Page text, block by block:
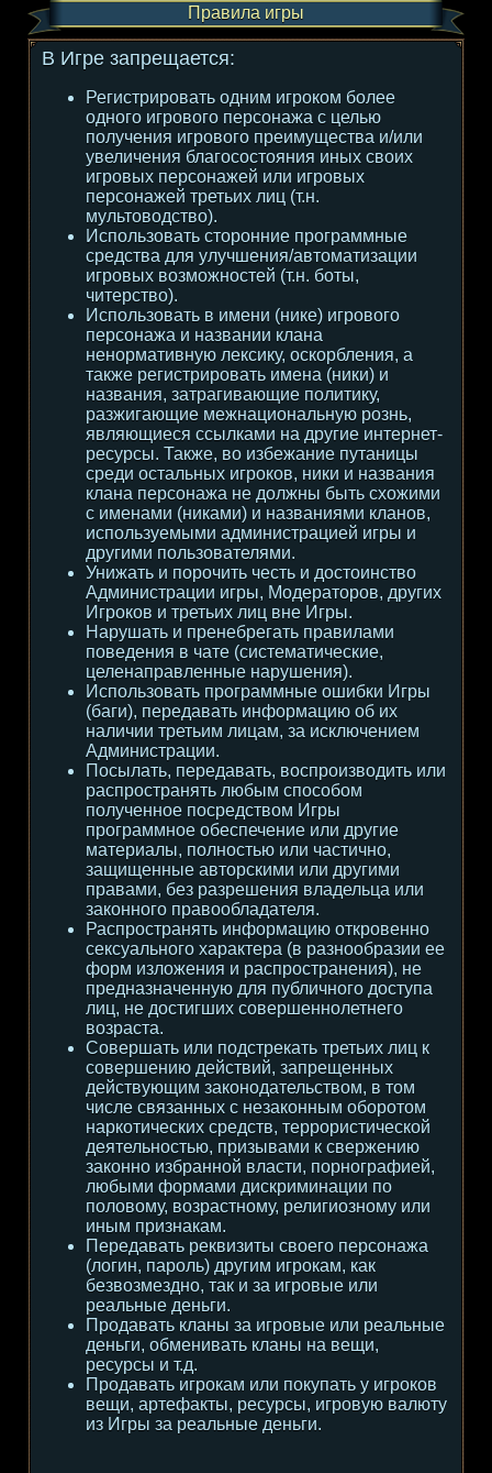
Правила игры
В Игре запрещается:
Регистрировать одним игроком более
одного игрового персонажа с целью
получения игрового преимущества и/или
увеличения благосостояния иных своих
игровых персонажей или игровых
персонажей третьих лиц (т.н.
мультоводство).
Использовать сторонние программные
средства для улучшения/автоматизации
игровых возможностей (т.н. боты,
читерство).
Использовать в имени (нике) игрового
персонажа и названии клана
ненормативную лексику, оскорбления, а
также регистрировать имена (ники) и
названия, затрагивающие политику,
разжигающие межнациональную рознь,
являющиеся ссылками на другие интернет-
ресурсы. Также, во избежание путаницы
среди остальных игроков, ники и названия
клана персонажа не должны быть схожими
с именами (никами) и названиями кланов,
используемыми администрацией игры и
другими пользователями.
Унижать и порочить честь и достоинство
Администрации игры, Модераторов, других
Игроков и третьих лиц вне Игры.
Нарушать и пренебрегать правилами
поведения в чате (систематические,
целенаправленные нарушения).
Использовать программные ошибки Игры
(баги), передавать информацию об их
наличии третьим лицам, за исключением
Администрации.
Посылать, передавать, воспроизводить или
распространять любым способом
полученное посредством Игры
программное обеспечение или другие
материалы, полностью или частично,
защищенные авторскими или другими
правами, без разрешения владельца или
законного правообладателя.
Распространять информацию откровенно
сексуального характера (в разнообразии ее
форм изложения и распространения), не
предназначенную для публичного доступа
лиц, не достигших совершеннолетнего
возраста.
Совершать или подстрекать третьих лиц к
совершению действий, запрещенных
действующим законодательством, в том
числе связанных с незаконным оборотом
наркотических средств, террористической
деятельностью, призывами к свержению
законно избранной власти, порнографией,
любыми формами дискриминации по
половому, возрастному, религиозному или
иным признакам.
Передавать реквизиты своего персонажа
(логин, пароль) другим игрокам, как
безвозмездно, так и за игровые или
реальные деньги.
Продавать кланы за игровые или реальные
деньги, обменивать кланы на вещи,
ресурсы и т.д.
Продавать игрокам или покупать у игроков
вещи, артефакты, ресурсы, игровую валюту
из Игры за реальные деньги.